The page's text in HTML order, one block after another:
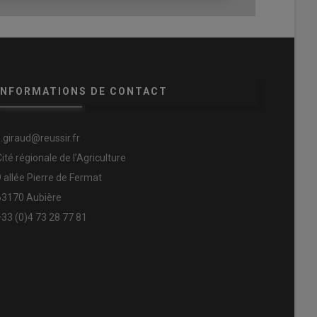
DE CONTACT
régionale de l’Agriculture
allée Pierre de Fermat
Aubière
(0)4 73 28 77 81